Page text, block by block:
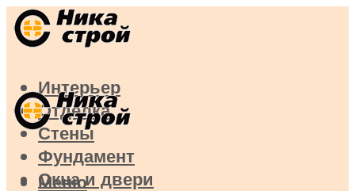
Интерьер
Отделка
Стены
Фундамент
Окна и двери
Меню